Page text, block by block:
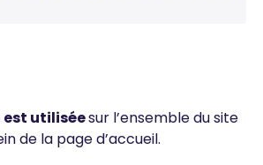
est utiliséesur l’ensemble du site
de la page d’accueil.